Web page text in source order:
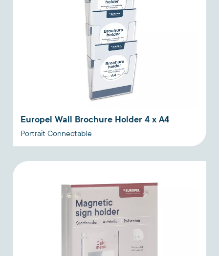
Europel Wall Brochure Holder 4 x A4
Portrait Connectable